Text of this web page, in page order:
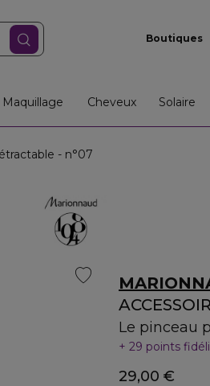
Boutiques
Maquillage Cheveux Solaire
- n°07
Le pinceau
29 points
29,00 €